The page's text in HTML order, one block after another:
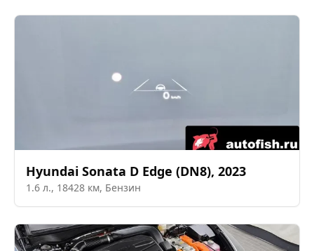
Hyundai Sonata D Edge (DN8), 2023
1.6 л., 18428 км, Бензин